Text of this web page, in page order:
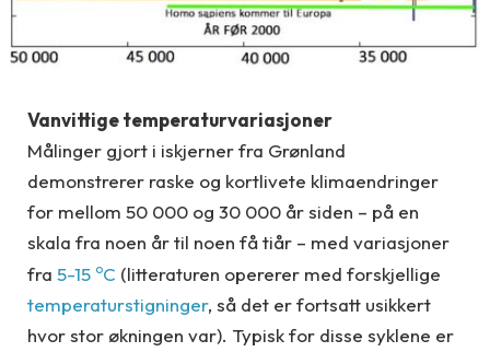
Vanvittige temperaturvariasjoner
Målinger gjort i iskjerner fra Grønland
demonstrerer raske og kortlivete klimaendringer
for mellom 50 000 og 30 000 år siden – på en
skala fra noen år til noen få tiår – med variasjoner
fra 5-15 oC (litteraturen opererer med forskjellige
temperaturstigninger, så det er fortsatt usikkert
hvor stor økningen var). Typisk for disse syklene er